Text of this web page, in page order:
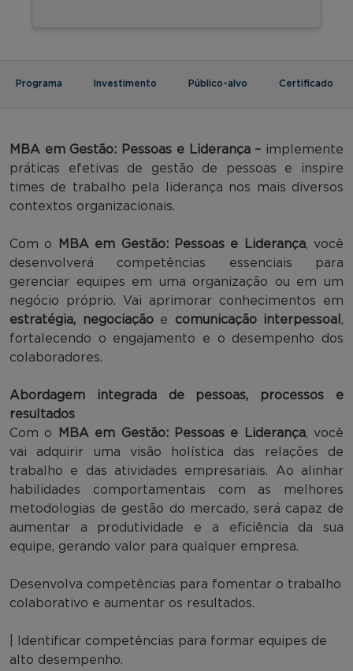
Programa Investimento Público-alvo Certificado
MBA em Gestão: Pessoas e Liderança – implemente
práticas efetivas de gestão de pessoas e inspire
times de trabalho pela liderança nos mais diversos
contextos organizacionais.
Com o MBA em Gestão: Pessoas e Liderança, você
desenvolverá competências essenciais para
gerenciar equipes em uma organização ou em um
negócio próprio. Vai aprimorar conhecimentos em
estratégia, negociaçãoe comunicação interpessoal ,
fortalecendo o engajamento e o desempenho dos
colaboradores.
Abordagem integrada de pessoas, processos e
resultados
Com o
MBA em Gestão: Pessoas e Liderança, você
vai adquirir uma visão holística das relações de
trabalho e das atividades empresariais. Ao alinhar
habilidades comportamentais com as melhores
metodologias de gestão do mercado, será capaz de
aumentar a produtividade e a eficiência da sua
equipe, gerando valor para qualquer empresa.
Desenvolva competências para fomentar o trabalho
colaborativo e aumentar os resultados.
| Identificar competências para formar equipes de
alto desempenho.